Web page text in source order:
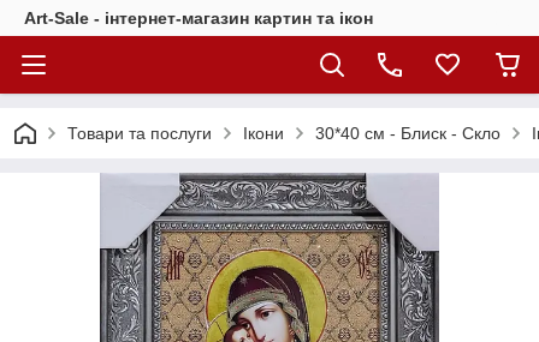
Art-Sale - інтернет-магазин картин та ікон
Товари та послуги Ікони 30*40 см - Блиск - Скло